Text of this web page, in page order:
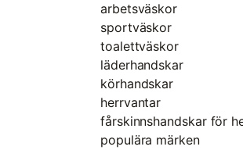
arbetsväskor
sportväskor
toalettväskor
läderhandskar
körhandskar
herrvantar
fårskinnshandskar för
populära märken